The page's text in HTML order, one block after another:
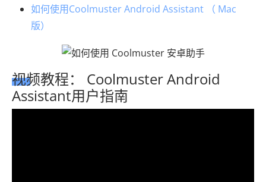
如何使用Coolmuster Android Assistant （ Mac
版）
视频教程： Coolmuster Android
Assistant用户指南